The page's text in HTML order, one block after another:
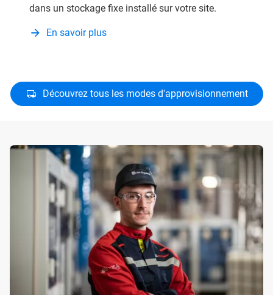
dans un stockage fixe installé sur votre site.
En savoir plus
Découvrez tous les modes d'approvisionnement